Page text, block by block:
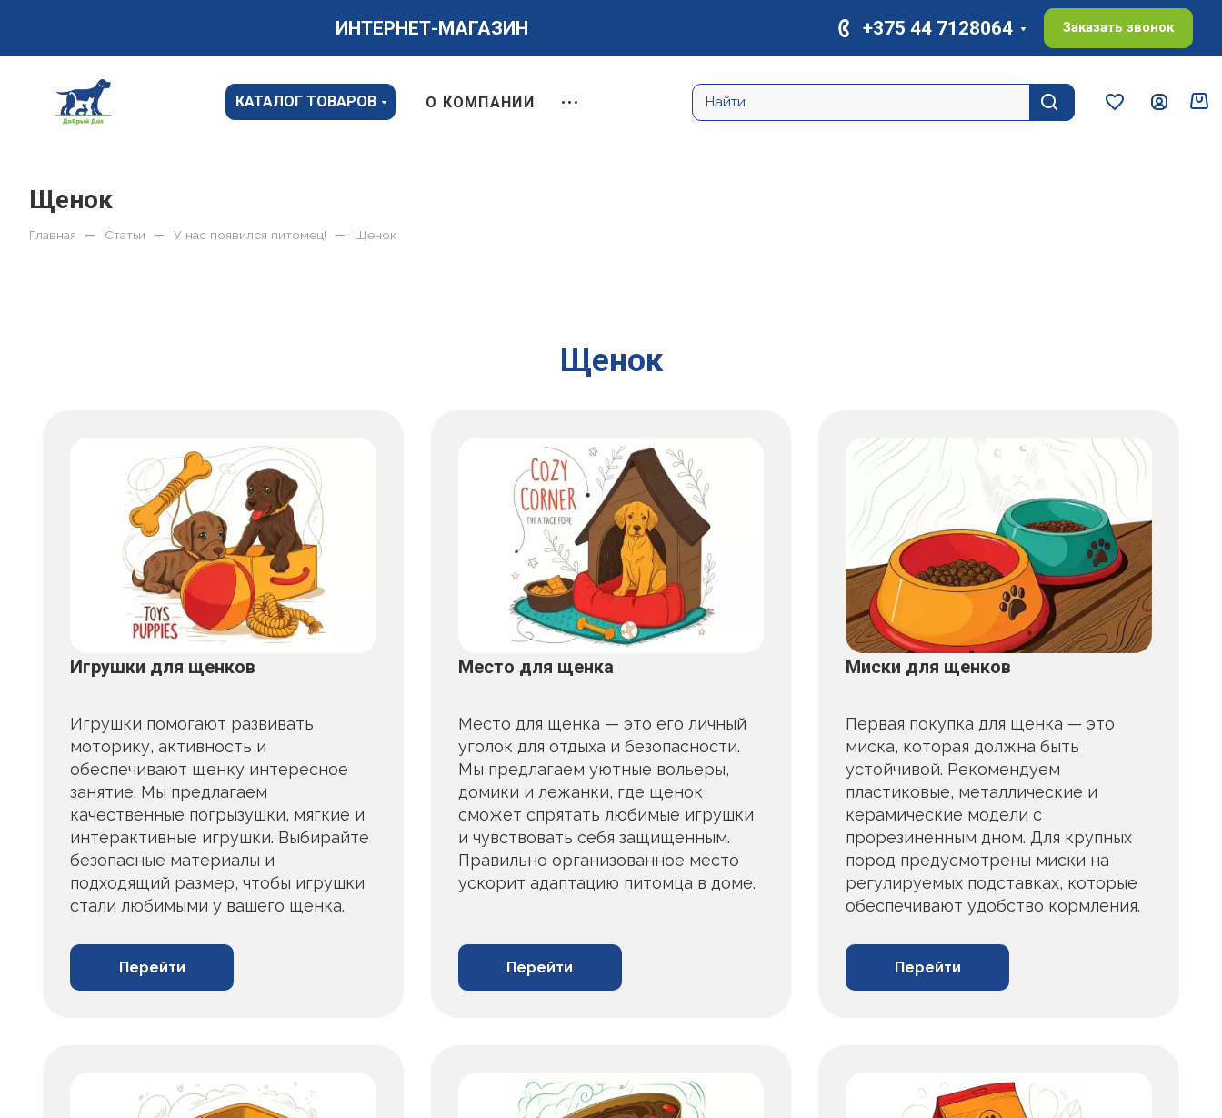
ИНТЕРНЕТ-МАГАЗИН +375 44 7128064 Заказать звонок
КАТАЛОГ ТОВАРОВ О КОМПАНИИ
Щенок
Главная — Статьи — У нас появился питомец! — Щенок
Щенок
Игрушки для щенков
Игрушки помогают развивать
моторику, активность и
обеспечивают щенку интересное
занятие. Мы предлагаем
качественные погрызушки, мягкие и
интерактивные игрушки. Выбирайте
безопасные материалы и
подходящий размер, чтобы игрушки
стали любимыми у вашего щенка.
Перейти
Место для щенка
Место для щенка — это его личный
уголок для отдыха и безопасности.
Мы предлагаем уютные вольеры,
домики и лежанки, где щенок
сможет спрятать любимые игрушки
и чувствовать себя защищенным.
Правильно организованное место
ускорит адаптацию питомца в доме.
Перейти
Миски для щенков
Первая покупка для щенка — это
миска, которая должна быть
устойчивой. Рекомендуем
пластиковые, металлические и
керамические модели с
прорезиненным дном. Для крупных
пород предусмотрены миски на
регулируемых подставках, которые
обеспечивают удобство кормления.
Перейти